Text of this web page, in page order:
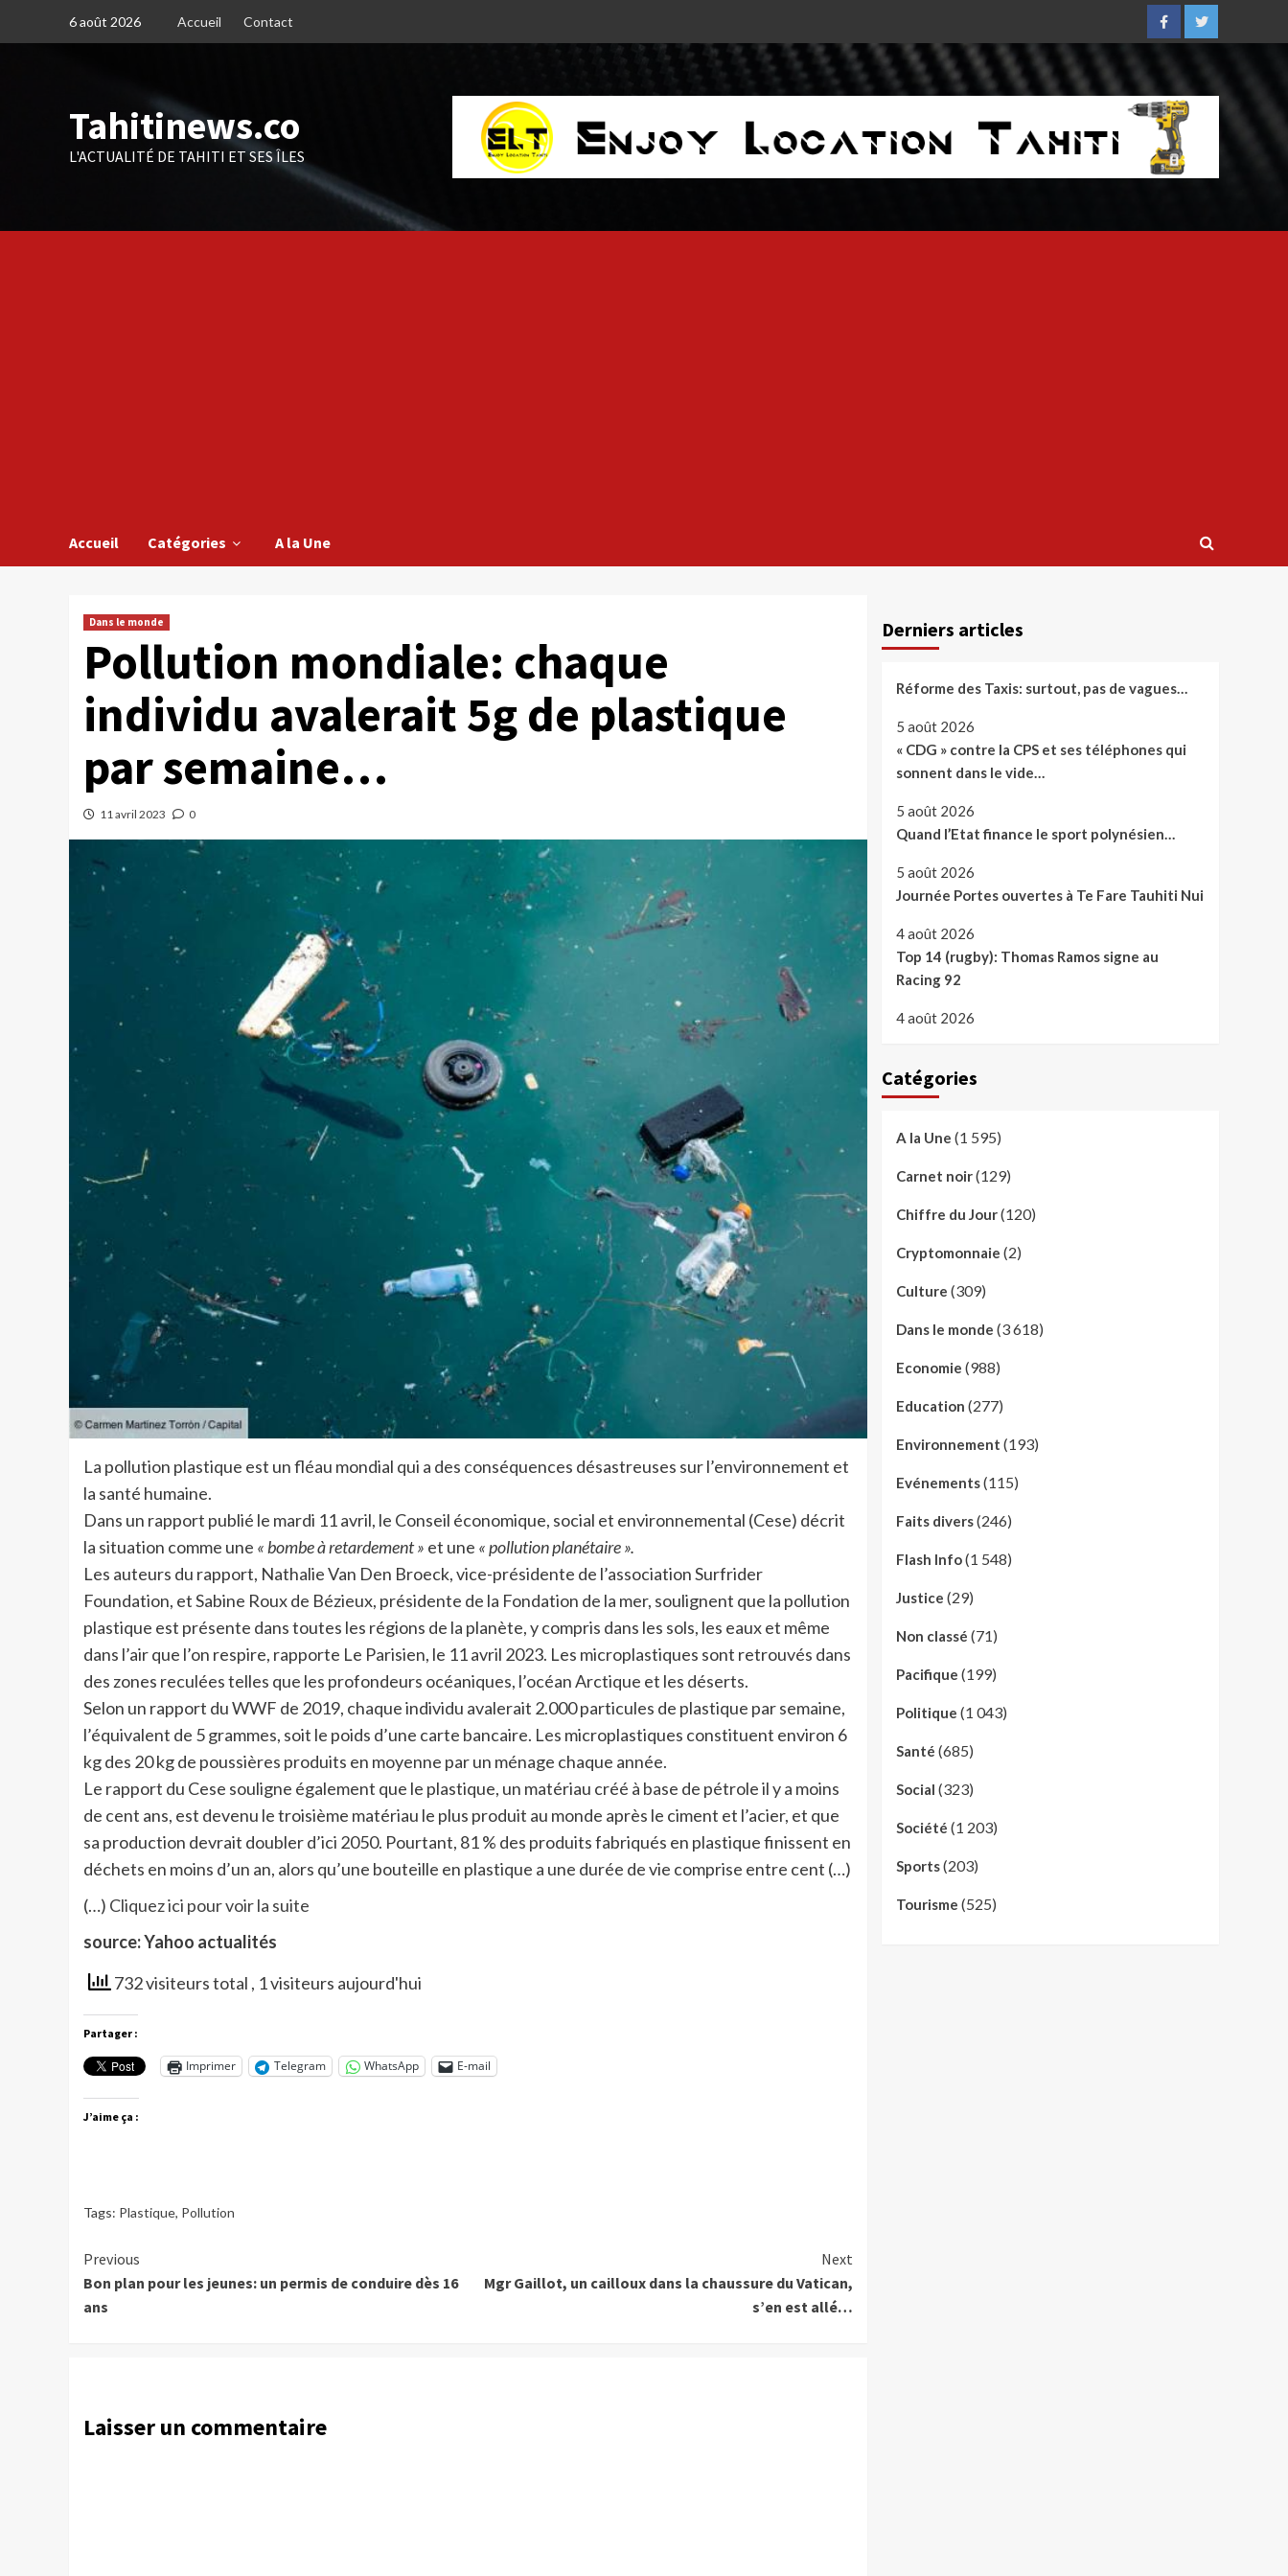
6 août 2026 Accueil Contact
FacebookTwitter
Tahitinews.co
L'ACTUALITÉ DE TAHITI ET SES ÎLES
Accueil Catégories A la Une
Dans le monde
Pollution mondiale: chaque
individu avalerait 5g de plastique
par semaine…
11 avril 2023 0
La pollution plastique est un fléau mondial qui a des conséquences désastreuses sur l’environnement et
la santé humaine.
Dans un rapport publié le mardi 11 avril, le Conseil économique, social et environnemental (Cese) décrit
la situation comme une « bombe à retardement » et une « pollution planétaire ».
Les auteurs du rapport, Nathalie Van Den Broeck, vice-présidente de l’association Surfrider
Foundation, et Sabine Roux de Bézieux, présidente de la Fondation de la mer, soulignent que la pollution
plastique est présente dans toutes les régions de la planète, y compris dans les sols, les eaux et même
dans l’air que l’on respire, rapporte Le Parisien, le 11 avril 2023. Les microplastiques sont retrouvés dans
des zones reculées telles que les profondeurs océaniques, l’océan Arctique et les déserts.
Selon un rapport du WWF de 2019, chaque individu avalerait 2.000 particules de plastique par semaine,
l’équivalent de 5 grammes, soit le poids d’une carte bancaire. Les microplastiques constituent environ 6
kg des 20 kg de poussières produits en moyenne par un ménage chaque année.
Le rapport du Cese souligne également que le plastique, un matériau créé à base de pétrole il y a moins
de cent ans, est devenu le troisième matériau le plus produit au monde après le ciment et l’acier, et que
sa production devrait doubler d’ici 2050. Pourtant, 81 % des produits fabriqués en plastique finissent en
déchets en moins d’un an, alors qu’une bouteille en plastique a une durée de vie comprise entre cent (…)
(…) Cliquez ici pour voir la suite
source: Yahoo actualités
732 visiteurs total , 1 visiteurs aujourd'hui
Partager :
Imprimer Telegram WhatsApp E-mail
J’aime ça :
Tags: Plastique, Pollution
Continue
Reading
Previous
Bon plan pour les jeunes: un permis de conduire dès 16
ans
Next
Mgr Gaillot, un cailloux dans la chaussure du Vatican,
s’en est allé…
Laisser un commentaire
Derniers articles
Réforme des Taxis: surtout, pas de vagues…
5 août 2026
« CDG » contre la CPS et ses téléphones qui
sonnent dans le vide…
5 août 2026
Quand l’Etat finance le sport polynésien…
5 août 2026
Journée Portes ouvertes à Te Fare Tauhiti Nui
4 août 2026
Top 14 (rugby): Thomas Ramos signe au
Racing 92
4 août 2026
Catégories
A la Une (1 595)
Carnet noir(129)
Chiffre du Jour(120)
Cryptomonnaie (2)
Culture (309)
Dans le monde (3 618)
Economie (988)
Education (277)
Environnement (193)
Evénements(115)
Faits divers(246)
Flash Info(1 548)
Justice (29)
Non classé (71)
Pacifique (199)
Politique (1 043)
Santé (685)
Social (323)
Société (1 203)
Sports(203)
Tourisme (525)